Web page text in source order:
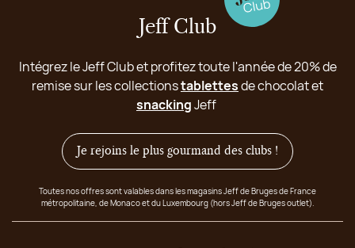
Jeff Club
Intégrez le Jeff Club et profitez toute l'année de 20% de
remise sur les collectionstablettesde chocolat et
snackingJeff
Je rejoins le plus gourmand des clubs !
Toutes nos offres sont valables dans les magasins Jeff de Bruges de France
métropolitaine, de Monaco et du Luxembourg (hors Jeff de Bruges outlet).